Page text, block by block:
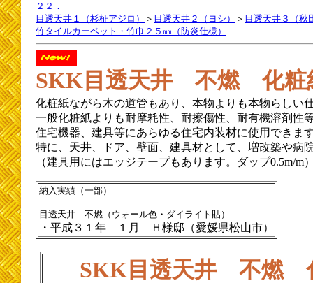
２２．
目透天井１（杉柾アジロ）
＞ 目透天井２（ヨシ） ＞ 目透天井３（秋
竹タイルカーペット・竹巾２５㎜（防炎仕様）
SKK目透天井 不燃 化粧
化粧紙ながら木の道管もあり、本物よりも本物らしい
一般化粧紙よりも耐摩耗性、耐擦傷性、耐有機溶剤性
住宅機器、建具等にあらゆる住宅内装材に使用できま
特に、天井、ドア、壁面、建具材として、増改築や病
（建具用にはエッジテープもあります。ダップ0.5m/m
納入実績（一部）
目透天井 不燃（ウォール色・ダイライト貼）
・平成３１年 １月 Ｈ様邸（愛媛県松山市）
SKK目透天井 不燃